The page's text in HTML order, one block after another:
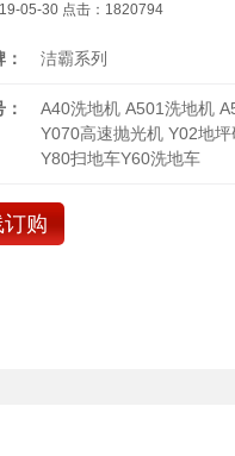
05-30 点击：1820794
洁霸系列
A40洗地机 A501洗地机
Y070高速抛光机 Y02地
Y80扫地车Y60洗地车
购